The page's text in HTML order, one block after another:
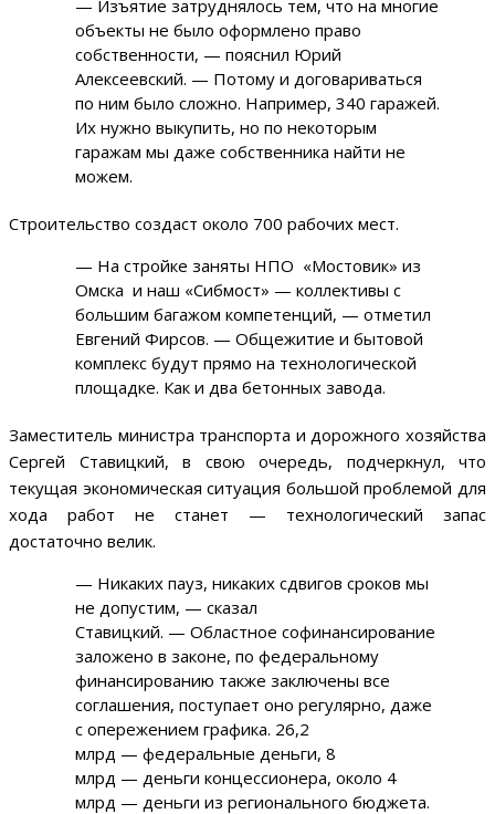
— Изъятие затруднялось тем, что на многие
объекты не было оформлено право
собственности, — пояснил Юрий
Алексеевский. — Потому и договариваться
по ним было сложно. Например, 340 гаражей.
Их нужно выкупить, но по некоторым
гаражам мы даже собственника найти не
можем.
Строительство создаст около 700 рабочих мест.
— На стройке заняты НПО «Мостовик» из
Омска и наш «Сибмост» — коллективы с
большим багажом компетенций, — отметил
Евгений Фирсов. — Общежитие и бытовой
комплекс будут прямо на технологической
площадке. Как и два бетонных завода.
Заместитель министра транспорта и дорожного хозяйства
Сергей Ставицкий, в свою очередь, подчеркнул, что
текущая экономическая ситуация большой проблемой для
хода работ не станет — технологический запас
достаточно велик.
— Никаких пауз, никаких сдвигов сроков мы
не допустим, — сказал
Ставицкий. — Областное софинансирование
заложено в законе, по федеральному
финансированию также заключены все
соглашения, поступает оно регулярно, даже
с опережением графика. 26,2
млрд — федеральные деньги, 8
млрд — деньги концессионера, около 4
млрд — деньги из регионального бюджета.